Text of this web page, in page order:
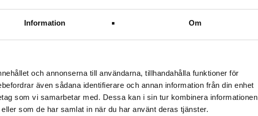
Information Om
och annonserna till användarna, tillhandahålla funktioner för
även sådana identifierare och annan information från din enhet
som vi samarbetar med. Dessa kan i sin tur kombinera informationen
som de har samlat in när du har använt deras tjänster.